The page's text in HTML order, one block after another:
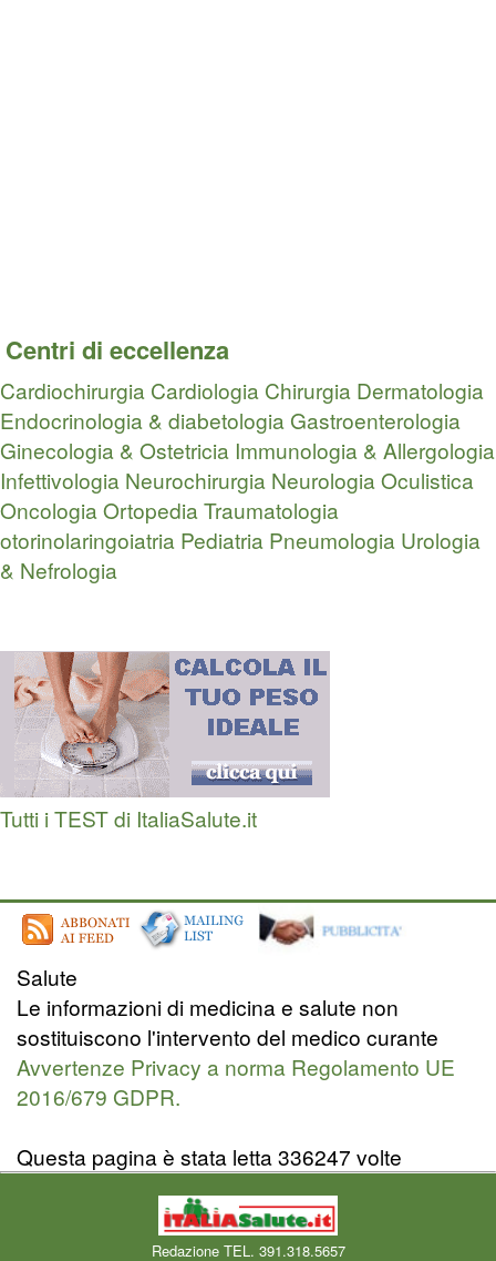
Centri di eccellenza
Cardiochirurgia Cardiologia Chirurgia Dermatologia
Endocrinologia & diabetologia Gastroenterologia
Ginecologia & Ostetricia Immunologia & Allergologia
Infettivologia Neurochirurgia NeurologiaOculistica
OncologiaOrtopedia Traumatologia
otorinolaringoiatria Pediatria Pneumologia Urologia
& Nefrologia
Tutti i TEST di ItaliaSalute.it
Salute
Le informazioni di medicina e salute non
sostituiscono l'intervento del medico curante
Avvertenze Privacy a norma Regolamento UE
2016/679 GDPR.
Questa pagina è stata letta 336247 volte
Redazione TEL. 391.318.5657